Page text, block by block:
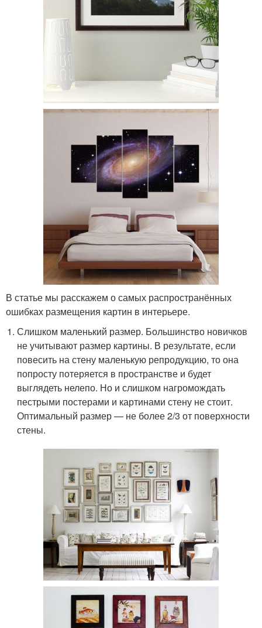
В статье мы расскажем о самых распространённых
ошибках размещения картин в интерьере.
Слишком маленький размер. Большинство новичков
не учитывают размер картины. В результате, если
повесить на стену маленькую репродукцию, то она
попросту потеряется в пространстве и будет
выглядеть нелепо. Но и слишком нагромождать
пестрыми постерами и картинами стену не стоит.
Оптимальный размер — не более 2/3 от поверхности
стены.